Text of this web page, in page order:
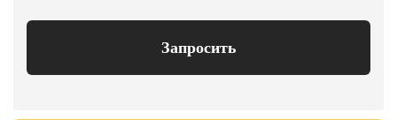
Запросить